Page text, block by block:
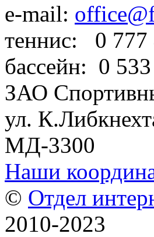
e-mail:
теннис: 0 777
бассейн: 0 533
ЗАО
ул.
МД-3300
Наши
© Отдел
2010-2023